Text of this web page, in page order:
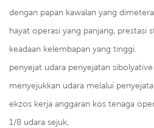
dengan papan kawalan yang
hayat operasi yang panjang, prestasi
keadaan kelembapan yang tinggi.
penyejat udara penyejatan
menyejukkan udara melalui
ekzos kerja anggaran kos tenaga
1/8 udara sejuk,